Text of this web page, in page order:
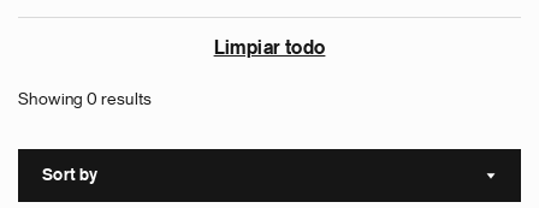
Limpiar todo
Showing 0 results
Sort by Sort